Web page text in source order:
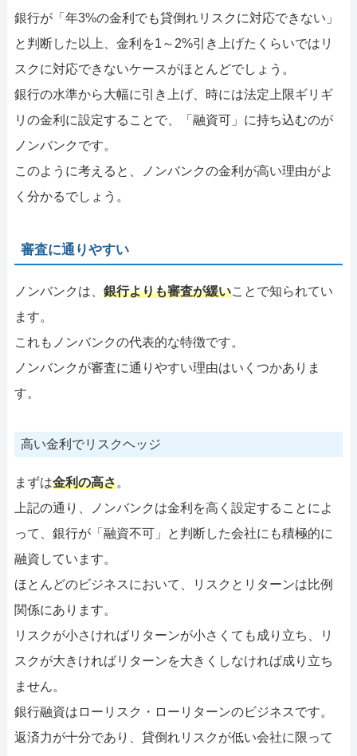
銀行が「年3%の金利でも貸倒れリスクに対応できない」
と判断した以上、金利を1～2%引き上げたくらいではリ
スクに対応できないケースがほとんどでしょう。
銀行の水準から大幅に引き上げ、時には法定上限ギリギ
リの金利に設定することで、「融資可」に持ち込むのが
ノンバンクです。
このように考えると、ノンバンクの金利が高い理由がよ
く分かるでしょう。
審査に通りやすい
ノンバンクは、 銀行よりも審査が緩いことで知られてい
ます。
これもノンバンクの代表的な特徴です。
ノンバンクが審査に通りやすい理由はいくつかありま
す。
高い金利でリスクヘッジ
まずは金利の高さ。
上記の通り、ノンバンクは金利を高く設定することによ
って、銀行が「融資不可」と判断した会社にも積極的に
融資しています。
ほとんどのビジネスにおいて、リスクとリターンは比例
関係にあります。
リスクが小さければリターンが小さくても成り立ち、リ
スクが大きければリターンを大きくしなければ成り立ち
ません。
銀行融資はローリスク・ローリターンのビジネスです。
返済力が十分であり、貸倒れリスクが低い会社に限って